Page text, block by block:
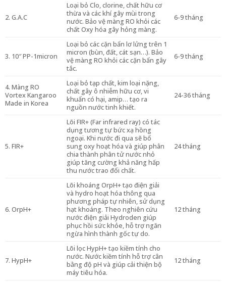
2. G.A.C
Loại bỏ Clo, clorine, chất hữu cơ
thừa và các khí gây mùi trong
nước. Bảo vệ màng RO khỏi các
chất Oxy hóa gây hỏng màng.
6-9 tháng
3. 10″ PP-1micron
Loại bỏ các cặn bẩn lơ lửng trên 1
micron (bùn, đất, cát sạn…). Bảo
vệ màng RO khỏi các cặn bẩn gây
tắc.
6-9 tháng
4. Màng RO
Vortex Kangaroo
Made in Korea
Loại bỏ tạp chất, kim loại nặng,
chất gây ô nhiễm hữu cơ, vi
khuẩn có hại, amip… tạo ra
nguồn nước tinh khiết.
24-36 tháng
5. FIR+
Lõi FIR+ (Far infrared ray) có tác
dụng tương tự bức xạ hồng
ngoại. Khi nước đi qua sẽ bổ
sung oxy hoạt hóa và giúp phân
chia thành phân tử nước nhỏ
giúp tăng cường khả năng hấp
thu nước trao đổi chất.
24 tháng
6. OrpH+
Lõi khoáng OrpH+ tạo điện giải
và hydro hoạt hóa thông qua
phương pháp tự nhiên, sử dụng
hạt khoáng. Theo nghiên cứu
nước điện giải Hydroden giúp
phục hồi sức khỏe, hỗ trợ ngăn
ngừa hình thành gốc tự do.
12 tháng
7. HypH+
Lõi lọc HypH+ tạo kiềm tính cho
nước. Nước kiềm tính hỗ trợ cân
bằng độ pH và giúp cải thiện bộ
máy tiêu hóa.
12 tháng